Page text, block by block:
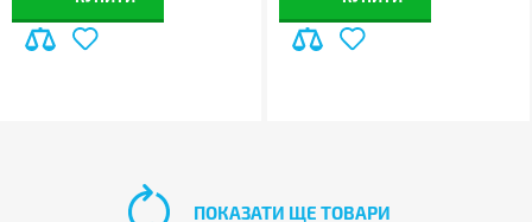
ПОКАЗАТИ ЩЕ ТОВАРИ